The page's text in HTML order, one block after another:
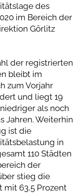
des
im Bereich der
Görlitz
der registrierten
bleibt im
zum Vorjahr
und liegt 19
als noch
Jahren. Weiterhin
ist die
in
110 Städten
der
stieg die
63,5 Prozent